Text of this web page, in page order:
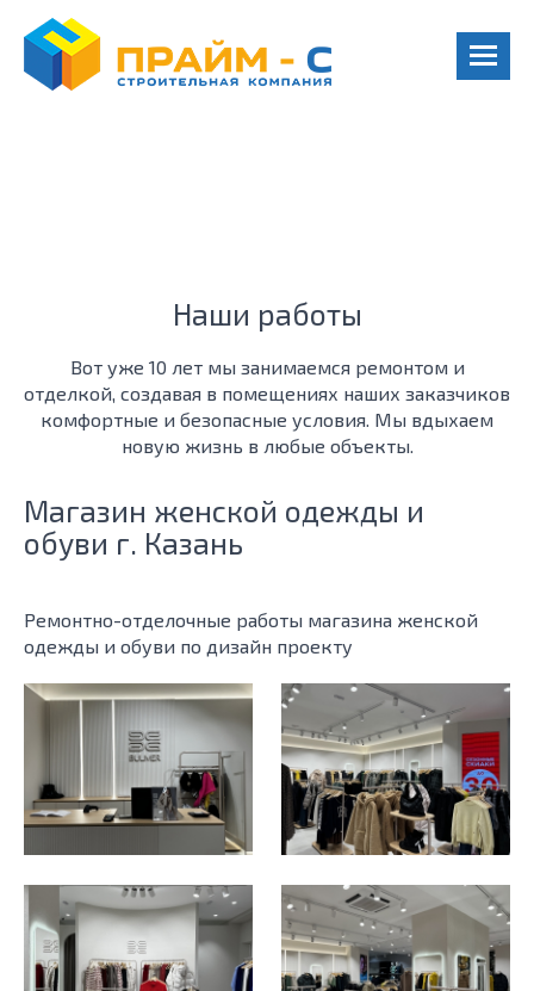
Наши работы
Вот уже 10 лет мы занимаемся ремонтом и
отделкой, создавая в помещениях наших заказчиков
комфортные и безопасные условия. Мы вдыхаем
новую жизнь в любые объекты.
Магазин женской одежды и
обуви г. Казань
Ремонтно-отделочные работы магазина женской
одежды и обуви по дизайн проекту